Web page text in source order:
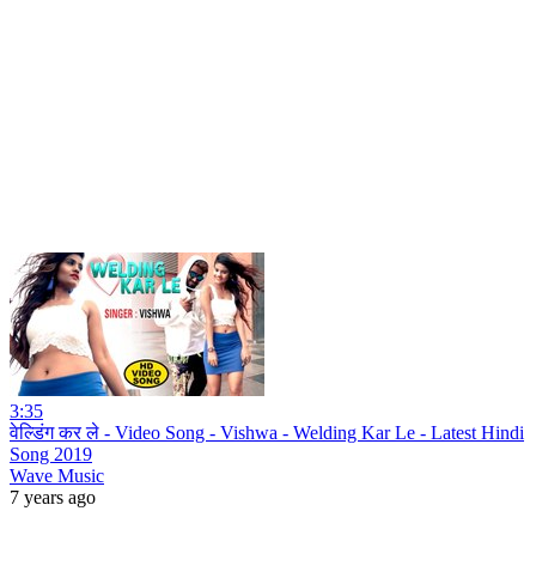
3:35
वेल्डिंग कर ले - Video Song - Vishwa - Welding Kar Le - Latest Hindi
Song 2019
Wave Music
7 years ago